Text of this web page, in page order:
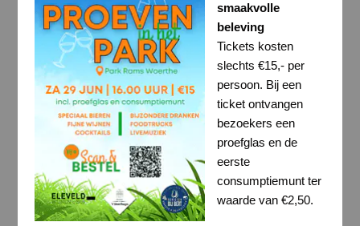
smaakvolle
beleving
Tickets kosten
slechts €15,- per
persoon. Bij een
ticket ontvangen
bezoekers een
proefglas en de
eerste
consumptiemunt ter
waarde van €2,50.